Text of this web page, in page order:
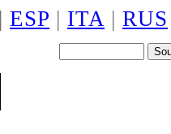
| ESP | ITA | RUS